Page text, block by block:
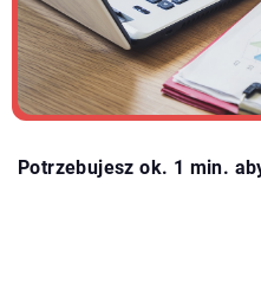
Potrzebujesz ok. 1 min.